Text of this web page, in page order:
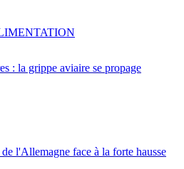
: la grippe aviaire se propage
l'Allemagne face à la forte hausse